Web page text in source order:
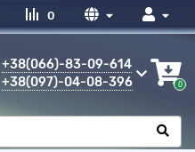
0
+38(066)-83-09-614
+38(097)-04-08-396
0